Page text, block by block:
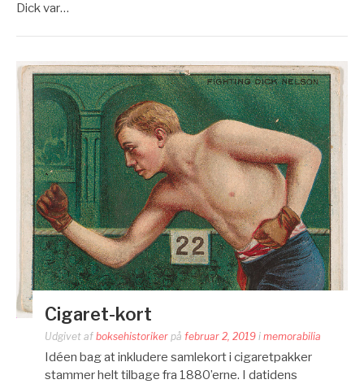
Dick var…
Cigaret-kort
Udgivet af boksehistoriker på februar 2, 2019 i memorabilia
Idéen bag at inkludere samlekort i cigaretpakker
stammer helt tilbage fra 1880’erne. I datidens